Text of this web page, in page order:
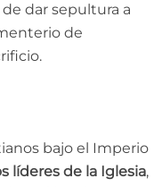
dar sepultura a
de
bajo el Imperio
líderes de la Iglesia,